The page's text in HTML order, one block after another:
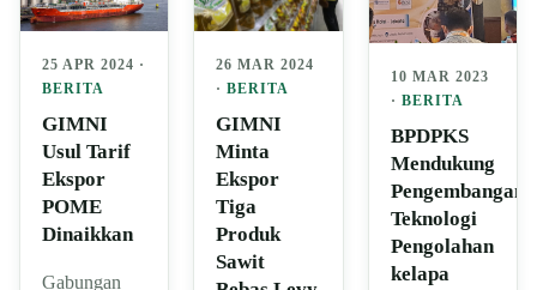
25 APR 2024 ·
BERITA
GIMNI
Usul Tarif
Ekspor
POME
Dinaikkan
Gabungan
26 MAR 2024
·BERITA
GIMNI
Minta
Ekspor
Tiga
Produk
Sawit
10 MAR 2023
· BERITA
BPDPKS
Mendukung
Pengembangan
Teknologi
Pengolahan
kelapa